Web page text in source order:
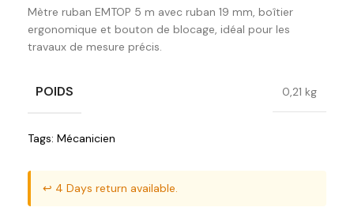
Mètre ruban EMTOP 5 m avec ruban 19 mm, boîtier
ergonomique et bouton de blocage, idéal pour les
travaux de mesure précis.
POIDS 0,21 kg
Tags: Mécanicien
↩️ 4 Days return available.